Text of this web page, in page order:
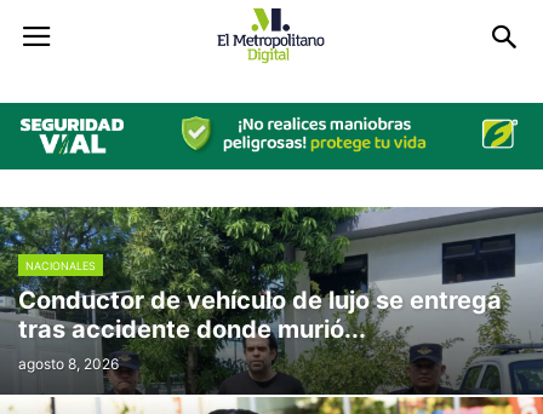
NACIONALES
Conductor de vehículo de lujo se entrega
tras accidente donde murió...
agosto 8, 2026